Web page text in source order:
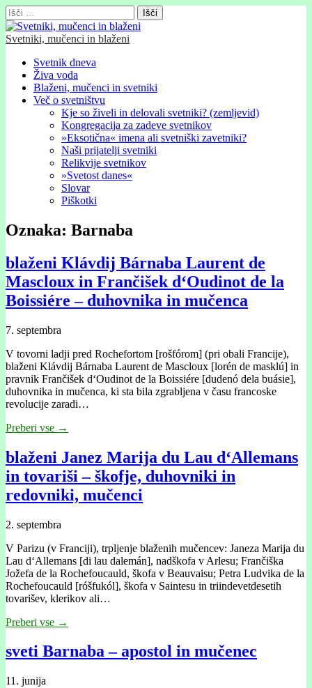
Išči:
Svetniki, mučenci in blaženi
Glavni
meni
Skip
content
Svetnik dneva
Živa voda
Blaženi, mučenci in svetniki
Več o svetništvu
Kje so živeli in delovali svetniki? (zemljevid)
Kongregacija za zadeve svetnikov
»Eksotična« imena ali svetniški zavetniki?
Naši prijatelji svetniki
Relikvije svetnikov
»Svetost danes«
Slovar
Piškotki
Oznaka: Barnaba
blaženi Klávdij Bárnaba Laurent de
Mascloux in Frančišek d‘Oudinot de la
Boissiére – duhovnika in mučenca
7. septembra
V tovorni ladji pred Rochefortom [rošfórom] (pri obali Francije),
blaženi Klávdij Bárnaba Laurent de Mascloux [lorén de masklú] in
pravnik Frančišek d‘Oudinot de la Boissiére [dudenó dela buásie],
duhovnika in mučenca, ki sta bila zgrabljena v času francoske
revolucije zaradi…
Preberi vse →
blaženi Janez Marija du Lau d‘Allemans
in tovariši – škofje, duhovniki in
redovniki, mučenci
2. septembra
V Parizu (v Franciji), trpljenje blaženih mučencev: Janeza Marija du
Lau d‘Allemans [di lau dalemán], nadškofa v Arlesu; Frančiška
Jožefa de la Rochefoucauld, škofa v Beauvaisu; Petra Ludvika de la
Rochefoucauld [róšfukól], škofa v Saintesu in triindevetdesetih
tovarišev, klerikov ali…
Preberi vse →
sveti Barnaba – apostol in mučenec
11. junija